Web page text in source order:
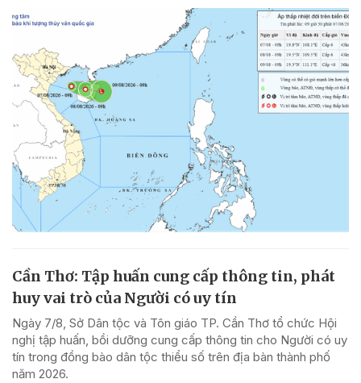
Cần Thơ: Tập huấn cung cấp thông tin, phát
huy vai trò của Người có uy tín
Ngày 7/8, Sở Dân tộc và Tôn giáo TP. Cần Thơ tổ chức Hội
nghị tập huấn, bồi dưỡng cung cấp thông tin cho Người có uy
tín trong đồng bào dân tộc thiểu số trên địa bàn thành phố
năm 2026.